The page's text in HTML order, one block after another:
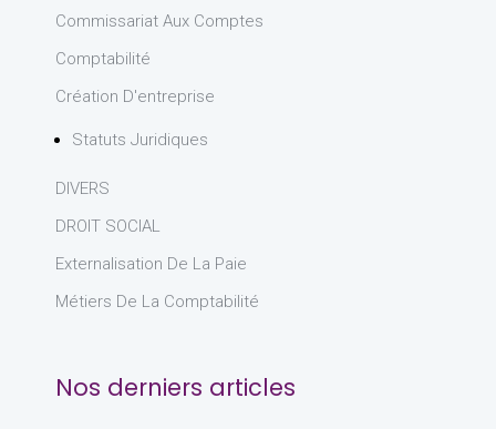
Commissariat Aux Comptes
Comptabilité
Création D'entreprise
Statuts Juridiques
DIVERS
DROIT SOCIAL
Externalisation De La Paie
Métiers De La Comptabilité
Nos derniers articles